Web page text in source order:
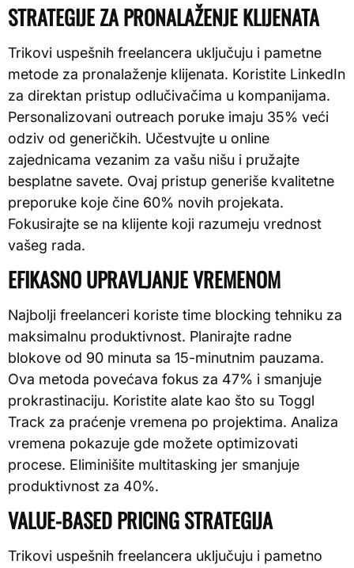
STRATEGIJE ZA PRONALAŽENJE KLIJENATA
Trikovi uspešnih freelancera uključuju i pametne
metode za pronalaženje klijenata. Koristite LinkedIn
za direktan pristup odlučivačima u kompanijama.
Personalizovani outreach poruke imaju 35% veći
odziv od generičkih. Učestvujte u online
zajednicama vezanim za vašu nišu i pružajte
besplatne savete. Ovaj pristup generiše kvalitetne
preporuke koje čine 60% novih projekata.
Fokusirajte se na klijente koji razumeju vrednost
vašeg rada.
EFIKASNO UPRAVLJANJE VREMENOM
Najbolji freelanceri koriste time blocking tehniku za
maksimalnu produktivnost. Planirajte radne
blokove od 90 minuta sa 15-minutnim pauzama.
Ova metoda povećava fokus za 47% i smanjuje
prokrastinaciju. Koristite alate kao što su Toggl
Track za praćenje vremena po projektima. Analiza
vremena pokazuje gde možete optimizovati
procese. Eliminišite multitasking jer smanjuje
produktivnost za 40%.
VALUE-BASED PRICING STRATEGIJA
Trikovi uspešnih freelancera uključuju i pametno